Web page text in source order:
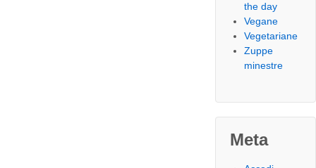
the day
Vegane
Vegetariane
Zuppe
minestre
Meta